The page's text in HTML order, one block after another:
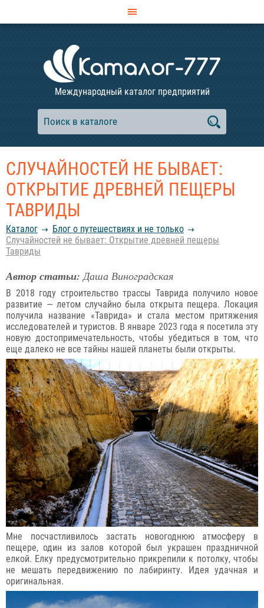
Международный каталог предприятий
СЛУЧАЙНОСТЕЙ НЕ БЫВАЕТ:
ОТКРЫТИЕ ДРЕВНЕЙ ПЕЩЕРЫ
ТАВРИДЫ
Каталог
Блог о путешествиях и не только
Случайностей не бывает: Открытие древней пещеры
Тавриды
Автор статьи: Даша Виноградская
В 2018 году строительство трассы Таврида получило новое
развитие — летом случайно была открыта пещера. Локация
получила название «Таврида» и стала местом притяжения
исследователей и туристов. В январе 2023 года я посетила эту
новую достопримечательность, чтобы убедиться в том, что
еще далеко не все тайны нашей планеты были открыты.
Мне посчастливилось застать новогоднюю атмосферу в
пещере, один из залов которой был украшен праздничной
елкой. Елку предусмотрительно прикрепили к потолку, чтобы
не мешать передвижению по лабиринту. Идея удачная и
оригинальная.